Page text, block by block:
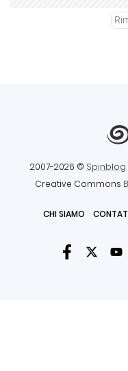
2007-2026 © Spinblog
Creative Commons
CHI SIAMO